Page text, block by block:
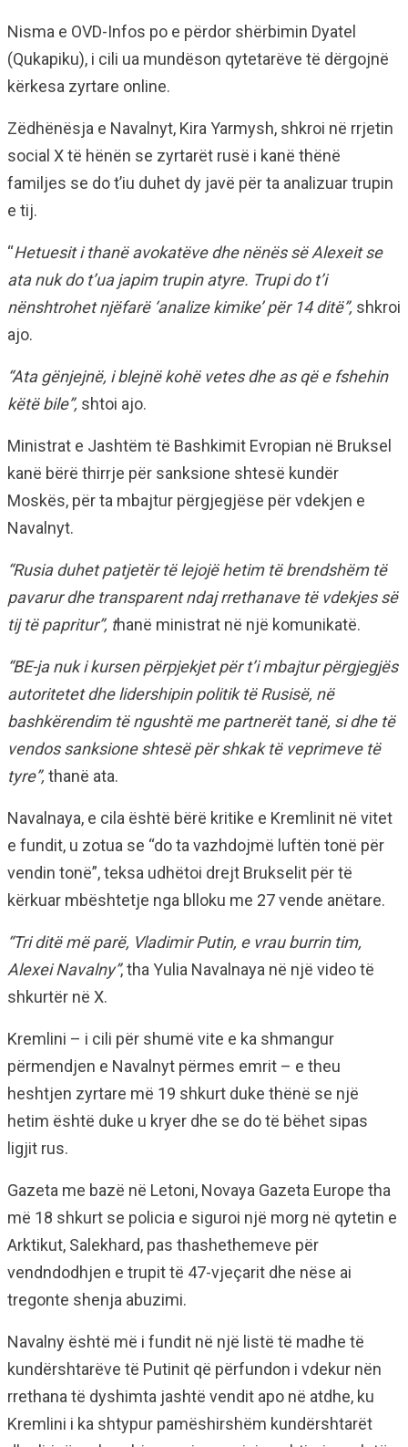
Nisma e OVD-Infos po e përdor shërbimin Dyatel
(Qukapiku), i cili ua mundëson qytetarëve të dërgojnë
kërkesa zyrtare online.
Zëdhënësja e Navalnyt, Kira Yarmysh, shkroi në rrjetin
social X të hënën se zyrtarët rusë i kanë thënë
familjes se do t’iu duhet dy javë për ta analizuar trupin
e tij.
“Hetuesit i thanë avokatëve dhe nënës së Alexeit se
ata nuk do t’ua japim trupin atyre. Trupi do t’i
nënshtrohet njëfarë ‘analize kimike’ për 14 ditë”, shkroi
ajo.
“Ata gënjejnë, i blejnë kohë vetes dhe as që e fshehin
këtë bile”, shtoi ajo.
Ministrat e Jashtëm të Bashkimit Evropian në Bruksel
kanë bërë thirrje për sanksione shtesë kundër
Moskës, për ta mbajtur përgjegjëse për vdekjen e
Navalnyt.
“Rusia duhet patjetër të lejojë hetim të brendshëm të
pavarur dhe transparent ndaj rrethanave të vdekjes së
tij të papritur”, thanë ministrat në një komunikatë.
“BE-ja nuk i kursen përpjekjet për t’i mbajtur përgjegjës
autoritetet dhe lidershipin politik të Rusisë, në
bashkërendim të ngushtë me partnerët tanë, si dhe të
vendos sanksione shtesë për shkak të veprimeve të
tyre”, thanë ata.
Navalnaya, e cila është bërë kritike e Kremlinit në vitet
e fundit, u zotua se “do ta vazhdojmë luftën tonë për
vendin tonë”, teksa udhëtoi drejt Brukselit për të
kërkuar mbështetje nga blloku me 27 vende anëtare.
“Tri ditë më parë, Vladimir Putin, e vrau burrin tim,
Alexei Navalny”, tha Yulia Navalnaya në një video të
shkurtër në X.
Kremlini – i cili për shumë vite e ka shmangur
përmendjen e Navalnyt përmes emrit – e theu
heshtjen zyrtare më 19 shkurt duke thënë se një
hetim është duke u kryer dhe se do të bëhet sipas
ligjit rus.
Gazeta me bazë në Letoni, Novaya Gazeta Europe tha
më 18 shkurt se policia e siguroi një morg në qytetin e
Arktikut, Salekhard, pas thashethemeve për
vendndodhjen e trupit të 47-vjeçarit dhe nëse ai
tregonte shenja abuzimi.
Navalny është më i fundit në një listë të madhe të
kundërshtarëve të Putinit që përfundon i vdekur nën
rrethana të dyshimta jashtë vendit apo në atdhe, ku
Kremlini i ka shtypur pamëshirshëm kundërshtarët